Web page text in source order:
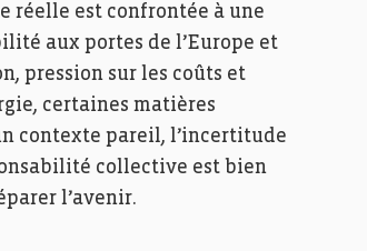
réelle est confrontée à une
aux portes de l’Europe et
pression sur les coûts et
certaines matières
contexte pareil, l’incertitude
collective est bien
l’avenir.